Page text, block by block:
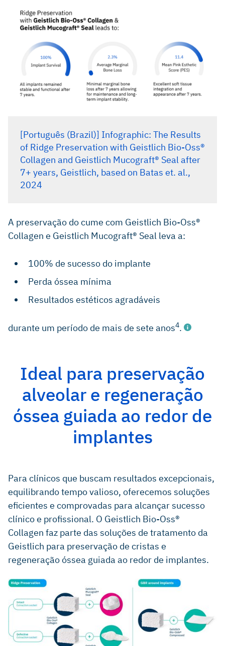
[Português (Brazil)] Infographic: The Results
of Ridge Preservation with Geistlich Bio-Oss®
Collagen and Geistlich Mucograft® Seal after
7+ years, Geistlich, based on Batas et. al.,
2024
A preservação do cume com Geistlich Bio-Oss®
Collagen e Geistlich Mucograft® Seal leva a:
100% de sucesso do implante
Perda óssea mínima
Resultados estéticos agradáveis
durante um período de mais de sete anos4.
Rohner D et al., Int J Oral Maxillofac Surg. 2013
May;42(5):585-91 (Clinical study).
Trevisiol L et al.: J Craniofac Surg. 2012; 23 (5), 1343-8
(Clinical study).
iData Research, Market Report Suite for Dental Bone Graft
Substitutes and Other Biomaterials (Oct 2021)
study).
Roccuzzo M et al.: Int J Periodontics Restorative Dent.
2014; 34 (6), 795-804 (Clinical study).
Araújo MG et al., Clin Oral Implants Res. 2010
Jan;21(1):55-64 (Preclinical study).
Mordenfeld A et al., Clin. Oral Implant Res. 2010,
Sep;21(9):961–70 (Clinical study).
(Clinical study).
Ideal para preservação
alveolar e regeneração
óssea guiada ao redor de
implantes
Para clínicos que buscam resultados excepcionais,
equilibrando tempo valioso, oferecemos soluções
eficientes e comprovadas para alcançar sucesso
clínico e profissional. O Geistlich Bio-Oss®
Collagen faz parte das soluções de tratamento da
Geistlich para preservação de cristas e
regeneração óssea guiada ao redor de implantes.